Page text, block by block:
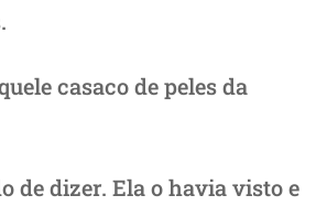
casaco de peles da
de dizer. Ela o havia visto e